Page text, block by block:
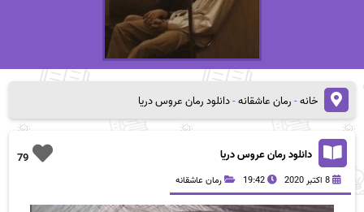
خانه-رمان عاشقانه-دانلود رمان عروس دریا
79 دانلود رمان عروس دریا
8 اکتبر 2020 19:42 رمان عاشقانه